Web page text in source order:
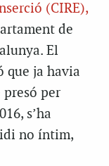
(CIRE),
de
El
que ja havia
presó per
s’ha
no íntim,